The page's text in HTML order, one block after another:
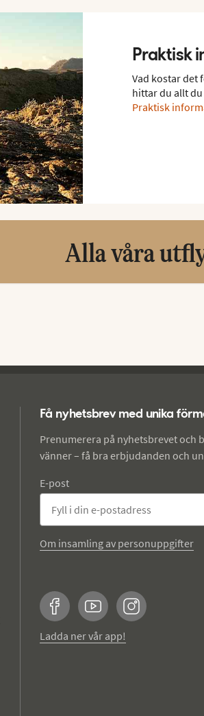
Praktisk
Vad kostar det
hittar du allt
Praktisk
Alla våra
Få nyhetsbrev med unika
Prenumerera på nyhetsbrevet och
vänner – få bra erbjudanden och
E-post
Om insamling av personuppgifter
FacebookYouTubeInstagram
Ladda ner vår app!